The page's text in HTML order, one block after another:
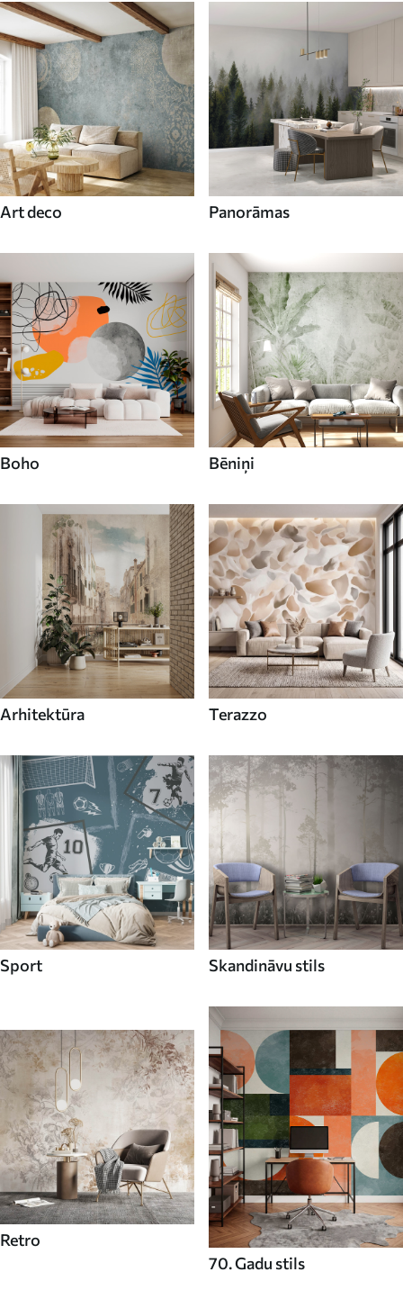
Art deco Panorāmas
Boho Bēniņi
Arhitektūra Terazzo
Sport Skandināvu stils
Retro
70. Gadu stils